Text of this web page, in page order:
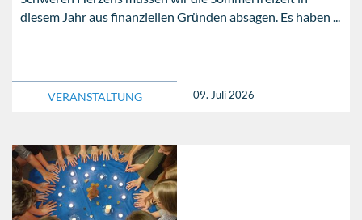
diesem Jahr aus finanziellen Gründen absagen. Es haben ...
VERANSTALTUNG 09. Juli 2026